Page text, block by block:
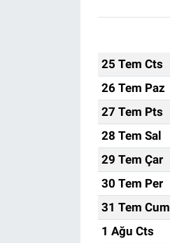
25 Tem Cts
26 Tem Paz
27 Tem Pts
28 Tem Sal
29 Tem Çar
30 Tem Per
31 Tem Cum
1 Ağu Cts